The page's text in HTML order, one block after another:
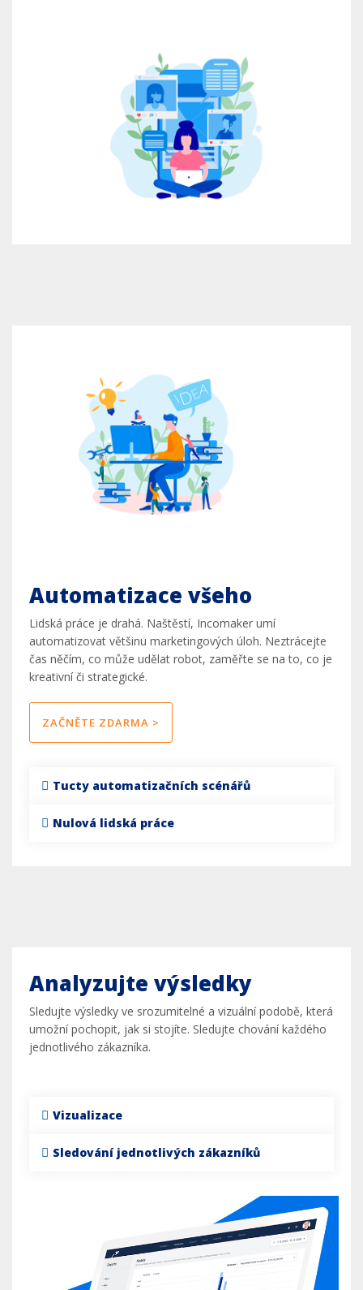
Automatizace všeho
Lidská práce je drahá. Naštěstí, Incomaker umí
automatizovat většinu marketingových úloh. Neztrácejte
čas něčím, co může udělat robot, zaměřte se na to, co je
kreativní či strategické.
ZAČNĚTE ZDARMA >
Tucty automatizačních scénářů
Nulová lidská práce
Analyzujte výsledky
Sledujte výsledky ve srozumitelné a vizuální podobě, která
umožní pochopit, jak si stojíte. Sledujte chování každého
jednotlivého zákazníka.
Vizualizace
Sledování jednotlivých zákazníků